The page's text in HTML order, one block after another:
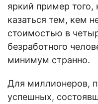
яркий пример того,
казаться тем, кем
стоимостью в
безработного
минимум странно.
Для миллионеров,
успешных,